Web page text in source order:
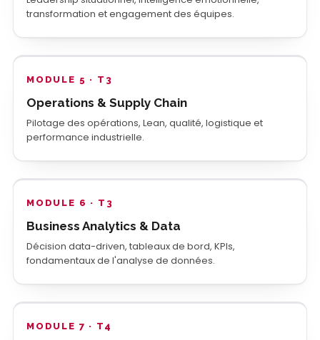
transformation et engagement des équipes.
MODULE 5 · T3
Operations & Supply Chain
Pilotage des opérations, Lean, qualité, logistique et
performance industrielle.
MODULE 6 · T3
Business Analytics & Data
Décision data-driven, tableaux de bord, KPIs,
fondamentaux de l'analyse de données.
MODULE 7 · T4